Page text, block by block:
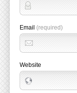
Email (required)
Website